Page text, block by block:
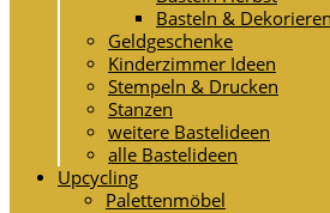
Basteln &
Geldgeschenke
Kinderzimmer Ideen
Stempeln & Drucken
Stanzen
weitere Bastelideen
alle Bastelideen
Upcycling
Palettenmöbel